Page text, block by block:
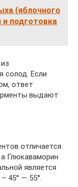
(яблочного
и подготовка
солод. Если
ответ
выдают
отличается.
Глюкаваморин
является
45° — 55°.